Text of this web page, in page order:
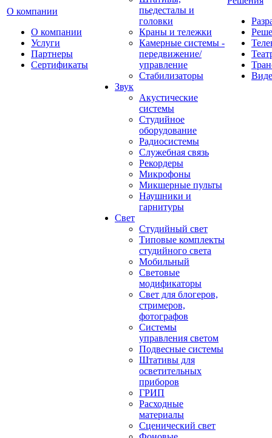
О компании
О компании
Услуги
Партнеры
Сертификаты
пьедесталы и
головки
Краны и тележки
Камерные системы -
передвижение/
управление
Стабилизаторы
Звук
Акустические
системы
Студийное
оборудование
Радиосистемы
Служебная связь
Рекордеры
Микрофоны
Микшерные пульты
Наушники и
гарнитуры
Свет
Студийный свет
Типовые комплекты
студийного света
Мобильный
Световые
модификаторы
Свет для блогеров,
стримеров,
фотографов
Системы
управления светом
Подвесные системы
Штативы для
осветительных
приборов
ГРИП
Расходные
материалы
Сценический свет